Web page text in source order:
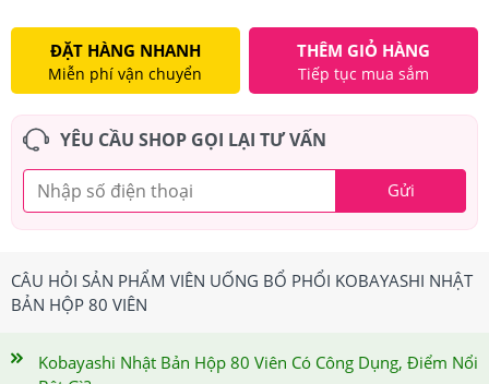
THÊM GIỎ HÀNG
Tiếp tục mua sắm
ĐẶT HÀNG NHANH
Miễn phí vận chuyển
YÊU CẦU SHOP GỌI LẠI TƯ VẤN
Gửi
CÂU HỎI SẢN PHẨM VIÊN UỐNG BỔ PHỔI KOBAYASHI NHẬT
BẢN HỘP 80 VIÊN
Kobayashi Nhật Bản Hộp 80 Viên Có Công Dụng, Điểm Nổi